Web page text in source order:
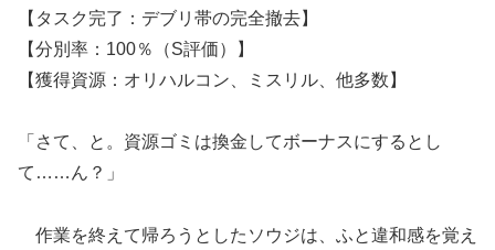
【タスク完了：デブリ帯の完全撤去】
【分別率：100％（S評価）】
【獲得資源：オリハルコン、ミスリル、他多数】
「さて、と。資源ゴミは換金してボーナスにするとし
て……ん？」
作業を終えて帰ろうとしたソウジは、ふと違和感を覚え